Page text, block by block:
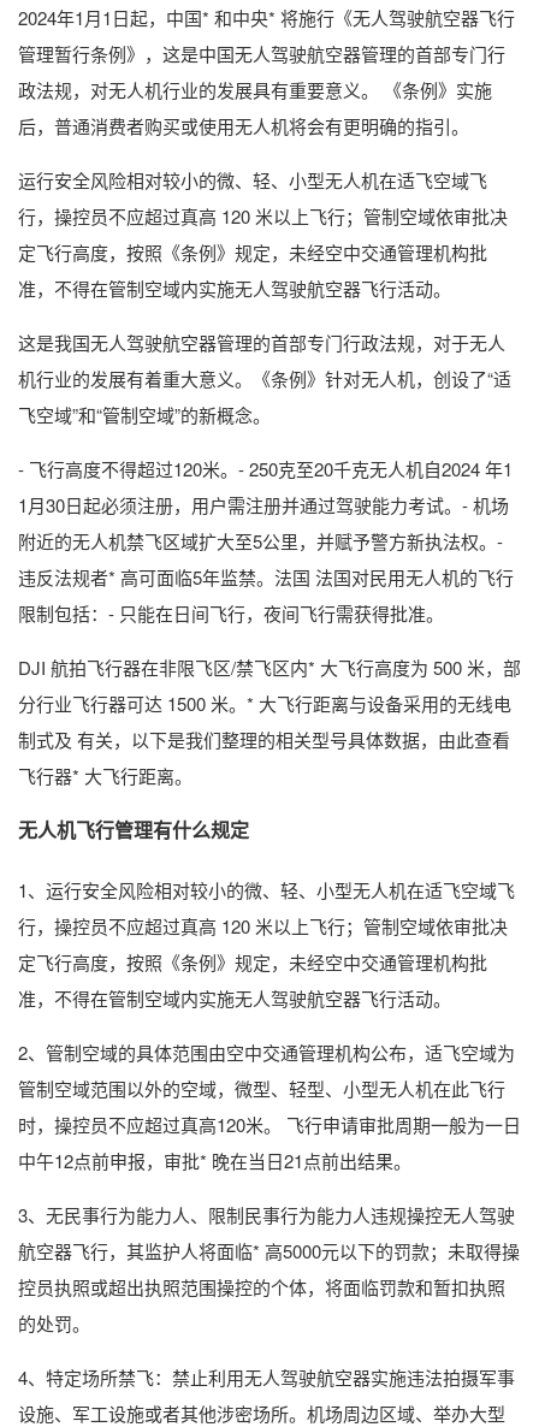
2024年1月1日起，中国* 和中央* 将施行《无人驾驶航空器飞行
管理暂行条例》，这是中国无人驾驶航空器管理的首部专门行
政法规，对无人机行业的发展具有重要意义。 《条例》实施
后，普通消费者购买或使用无人机将会有更明确的指引。
运行安全风险相对较小的微、轻、小型无人机在适飞空域飞
行，操控员不应超过真高 120 米以上飞行；管制空域依审批决
定飞行高度，按照《条例》规定，未经空中交通管理机构批
准，不得在管制空域内实施无人驾驶航空器飞行活动。
这是我国无人驾驶航空器管理的首部专门行政法规，对于无人
机行业的发展有着重大意义。《条例》针对无人机，创设了“适
飞空域”和“管制空域”的新概念。
- 飞行高度不得超过120米。- 250克至20千克无人机自2024 年1
1月30日起必须注册，用户需注册并通过驾驶能力考试。- 机场
附近的无人机禁飞区域扩大至5公里，并赋予警方新执法权。-
违反法规者* 高可面临5年监禁。法国 法国对民用无人机的飞行
限制包括：- 只能在日间飞行，夜间飞行需获得批准。
DJI 航拍飞行器在非限飞区/禁飞区内* 大飞行高度为 500 米，部
分行业飞行器可达 1500 米。* 大飞行距离与设备采用的无线电
制式及 有关，以下是我们整理的相关型号具体数据，由此查看
飞行器* 大飞行距离。
无人机飞行管理有什么规定
1、运行安全风险相对较小的微、轻、小型无人机在适飞空域飞
行，操控员不应超过真高 120 米以上飞行；管制空域依审批决
定飞行高度，按照《条例》规定，未经空中交通管理机构批
准，不得在管制空域内实施无人驾驶航空器飞行活动。
2、管制空域的具体范围由空中交通管理机构公布，适飞空域为
管制空域范围以外的空域，微型、轻型、小型无人机在此飞行
时，操控员不应超过真高120米。 飞行申请审批周期一般为一日
中午12点前申报，审批* 晚在当日21点前出结果。
3、无民事行为能力人、限制民事行为能力人违规操控无人驾驶
航空器飞行，其监护人将面临* 高5000元以下的罚款；未取得操
控员执照或超出执照范围操控的个体，将面临罚款和暂扣执照
的处罚。
4、特定场所禁飞：禁止利用无人驾驶航空器实施违法拍摄军事
设施、军工设施或者其他涉密场所。机场周边区域、举办大型